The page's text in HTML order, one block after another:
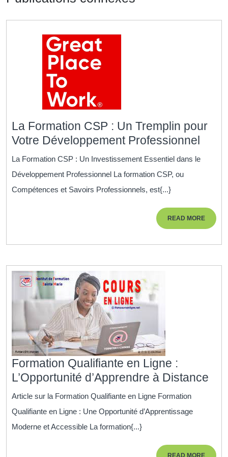
La Formation CSP : Un Tremplin pour
Votre Développement Professionnel
pour
La Formation CSP : Un Investissement Essentiel dans le
Développement Professionnel La formation CSP, ou
Compétences et Savoirs Professionnels, est{...}
READ MOREREAD
MORE
Formation Qualifiante en Ligne :
L’Opportunité d’Apprendre à Distance
Article sur la Formation Qualifiante en Ligne Formation
Qualifiante en Ligne : Une Opportunité d’Apprentissage
Moderne et Accessible La formation{...}
READ MOREREAD